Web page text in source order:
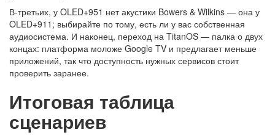
В-третьих, у OLED+951 нет акустики Bowers & Wilkins — она у
OLED+911; выбирайте по тому, есть ли у вас собственная
аудиосистема. И наконец, переход на TitanOS — палка о двух
концах: платформа моложе Google TV и предлагает меньше
приложений, так что доступность нужных сервисов стоит
проверить заранее.
Итоговая таблица
сценариев